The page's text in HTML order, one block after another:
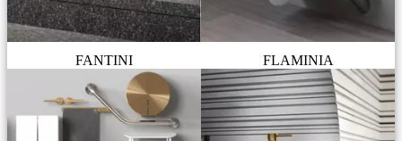
FANTINI FLAMINIA